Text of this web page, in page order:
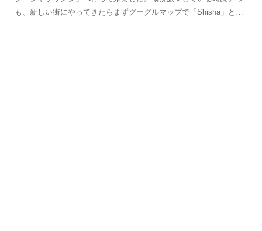
も、新しい街にやってきたらまずグーグルマップで「Shisha」と調